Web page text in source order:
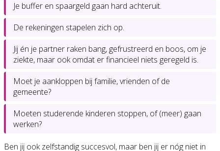
Je buffer en spaargeld gaan hard achteruit.
De rekeningen stapelen zich op.
Jij én je partner raken bang, gefrustreerd en boos, om je
ziekte, maar ook omdat er financieel niets geregeld is.
Moet je aankloppen bij familie, vrienden of de
gemeente?
Moeten studerende kinderen stoppen, of (meer) gaan
werken?
Ben jij ook zelfstandig succesvol, maar ben jij er nóg niet in